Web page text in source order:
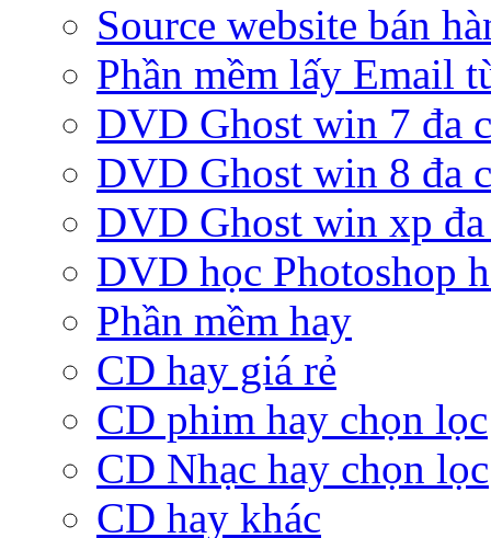
Source website bán
Phần mềm lấy Email
DVD Ghost win 7 đa
DVD Ghost win 8 đa
DVD Ghost win xp
DVD học Photoshop
Phần mềm hay
CD hay giá rẻ
CD phim hay chọn lọc
CD Nhạc hay chọn lọc
CD hay khác